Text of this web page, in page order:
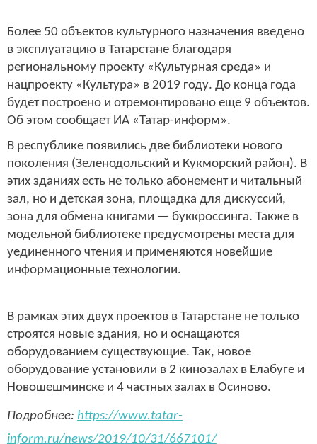
Более 50 объектов культурного назначения введено
в эксплуатацию в Татарстане благодаря
региональному проекту «Культурная среда» и
нацпроекту «Культура» в 2019 году. До конца года
будет построено и отремонтировано еще 9 объектов.
Об этом сообщает ИА «Татар-информ».
В республике появились две библиотеки нового
поколения (Зеленодольский и Кукморский район). В
этих зданиях есть не только абонемент и читальный
зал, но и детская зона, площадка для дискуссий,
зона для обмена книгами — буккроссинга. Также в
модельной библиотеке предусмотрены места для
уединенного чтения и применяются новейшие
информационные технологии.
В рамках этих двух проектов в Татарстане не только
строятся новые здания, но и оснащаются
оборудованием существующие. Так, новое
оборудование установили в 2 кинозалах в Елабуге и
Новошешминске и 4 частных залах в Осиново.
Подробнее: https://www.tatar-
inform.ru/news/2019/10/31/667101/